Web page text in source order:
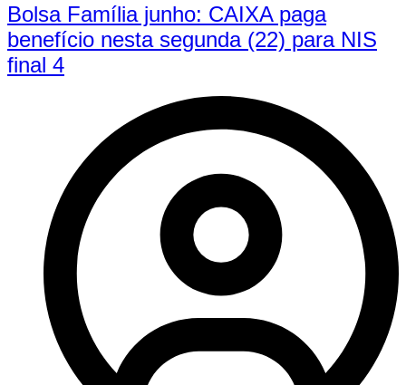
Bolsa Família junho: CAIXA paga
benefício nesta segunda (22) para NIS
final 4